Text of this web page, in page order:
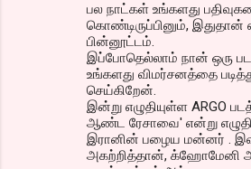
பல நாட்கள் உங்களது
கொண்டிருப்பினும்,
பின்னூட்டம்.
இப்போதெல்லாம் நான் ஒரு
உங்களது விமர்சனத்தை
செய்கிறேன்.
இன்று எழுதியுள்ள ARGO
ஆண்ட ரேசாவை' என்று
இரானின் பழைய மன்னர் .
அகற்றித்தான், க்ஹோமேனி